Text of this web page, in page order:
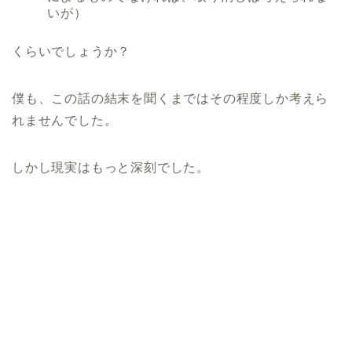
いが）
くらいでしょうか？
僕も、この話の結末を聞くまではその程度しか考えら
れませんでした。
しかし現実はもっと深刻でした。